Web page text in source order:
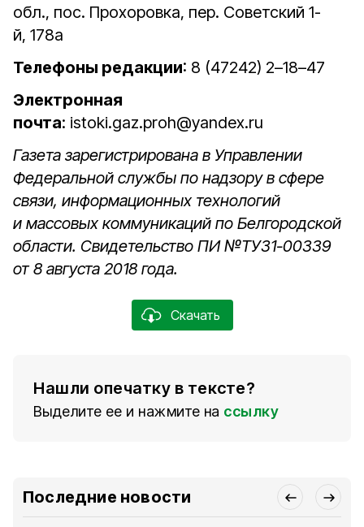
обл., пос. Прохоровка, пер. Советский 1-
й, 178а
Телефоны редакции: 8 (47242) 2–18–47
Электронная
почта: istoki.gaz.proh@yandex.ru
Газета зарегистрирована в Управлении
Федеральной службы по надзору в сфере
связи, информационных технологий
и массовых коммуникаций по Белгородской
области. Свидетельство ПИ №ТУ31-00339
от 8 августа 2018 года.
Скачать
Нашли опечатку в тексте?
Выделите ее и нажмите на ссылку
Последние новости